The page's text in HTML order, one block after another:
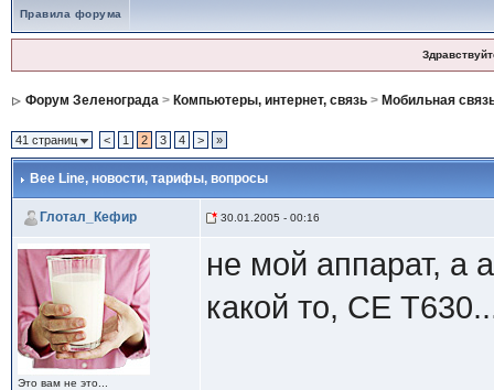
Правила форума
Форум Зеленограда> Компьютеры, интернет, связь> Мобильная
41 страниц < 1 2 3 4 > »
Bee Line, новости, тарифы, вопросы
Глотал_Кефир 30.01.2005 - 00:16
Это вам не это...
не мой аппарат, а
какой то, СЕ